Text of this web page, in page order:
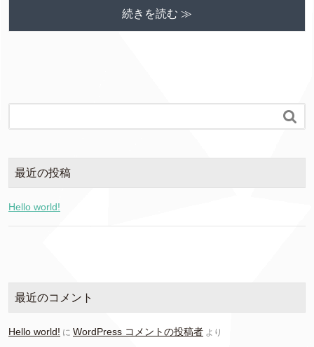
続きを読む ≫

最近の投稿
Hello world!
最近のコメント
Hello world! に WordPress コメントの投稿者 より